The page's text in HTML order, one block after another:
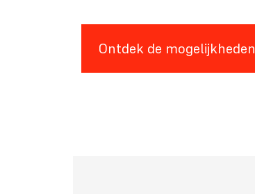
Ontdek de mogelijkheden